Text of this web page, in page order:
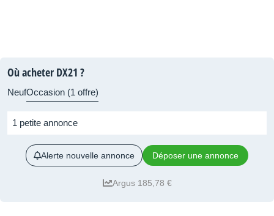
Où acheter DX21 ?
NeufOccasion (1 offre)
1 petite annonce
Alerte nouvelle annonce Déposer une annonce
Argus 185,78 €